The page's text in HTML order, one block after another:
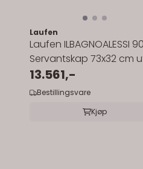
Laufen
Laufen ILBAGNOALESSI
Servantskap 73x32 cm
servant
13.561,-
Bestillingsvare
Kjøp